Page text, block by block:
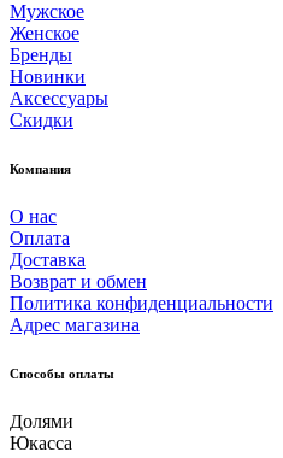
Мужское
Женское
Бренды
Новинки
Аксессуары
Скидки
Компания
О нас
Оплата
Доставка
Возврат и обмен
Политика конфиденциальности
Адрес магазина
Способы оплаты
Долями
Юкасса